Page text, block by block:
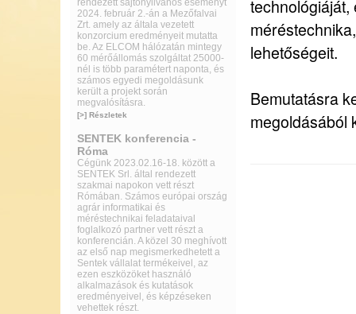
rendezett sajtónyilvános eseményt
2024. február 2.-án a Mezőfalvai
Zrt. amely az általa vezetett
konzorcium eredményeit mutatta
be. Az ELCOM hálózatán mintegy
60 mérőállomás szolgáltat 25000-
nél is több paramétert naponta, és
számos egyedi megoldásunk
került a projekt során
megvalósításra.
[>] Részletek
SENTEK konferencia -
Róma
Cégünk 2023.02.16-18. között a
SENTEK Srl. által rendezett
szakmai napokon vett részt
Rómában. Számos európai ország
agrár informatikai és
méréstechnikai feladataival
foglalkozó partner vett részt a
konferencián. A közel 30 meghívott
az első nap megismerkedhetett a
Sentek vállalat termékeivel, az
ezen eszközöket használó
alkalmazások és kutatások
eredményeivel, és képzéseken
vehettek részt.
technológiáját,
lehetőségeit.
Bemutatásra
megoldásából